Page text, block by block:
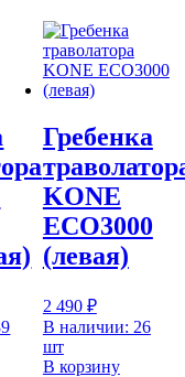
Гребенка
KONE
ECO3000
(левая)
2 490 ₽
В наличии: 26
шт
В корзину